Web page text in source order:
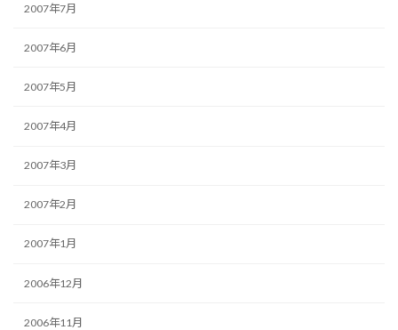
2007年7月
2007年6月
2007年5月
2007年4月
2007年3月
2007年2月
2007年1月
2006年12月
2006年11月